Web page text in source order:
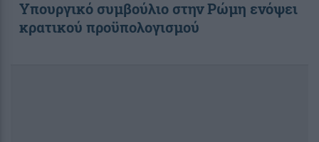
Υπουργικό συμβούλιο στην Ρώμη ενόψει
κρατικού προϋπολογισμού